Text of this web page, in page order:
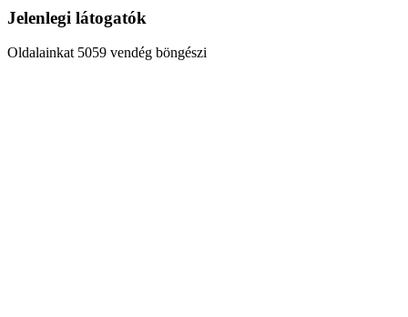
Jelenlegi látogatók
Oldalainkat 5059 vendég böngészi